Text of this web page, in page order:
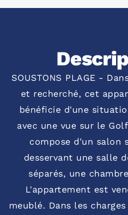
SOUSTONS PLAGE -
et recherché, cet
bénéficie d'une
avec une vue sur le
compose d'un salon
desservant une salle
séparés, une
L'appartement est
meublé. Dans les